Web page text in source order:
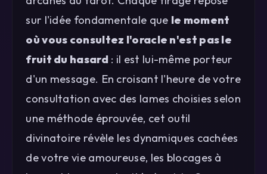
sur l'idée fondamentale que le moment
où vous consultez l'oracle n'est pas le
fruit du hasard: il est lui-même porteur
d'un message. En croisant l'heure de votre
consultation avec des lames choisies selon
une méthode éprouvée, cet outil
divinatoire révèle les dynamiques cachées
de votre vie amoureuse, les blocages à